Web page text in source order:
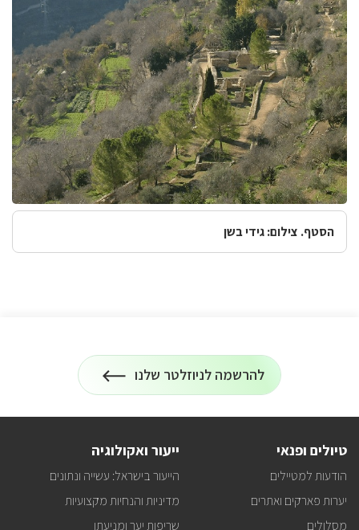
הסטף. צילום: גידי בשן
הרשמה
לניוזלטר
להרשמה לניוזלטר שלנו
על
כל
במייל
טיולים ופנאי
הודעות למטיילים
יערות פארקים ואתרים
מסלולים
ייעור ואקולוגיה
הייעור בישראל: עשייה ונתונים
מדיניות והנחיות מקצועיות
שריפות יער ומניעתן